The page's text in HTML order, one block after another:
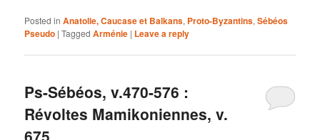
Posted in Anatolie, Caucase et Balkans, Proto-Byzantins,Sébéos
Pseudo |Tagged Arménie | Leave a reply
Ps-Sébéos, v.470-576 :
Révoltes Mamikoniennes, v.